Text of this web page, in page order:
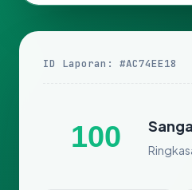
ID Laporan: #AC74EE18
100